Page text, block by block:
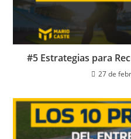
#5 Estrategias para
27 de